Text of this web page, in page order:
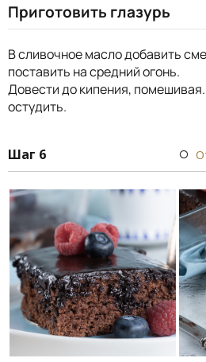
Приготовить глазурь
В сливочное масло добавить
поставить на средний огонь.
Довести до кипения,
остудить.
Шаг 6